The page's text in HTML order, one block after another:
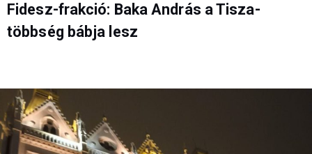
Fidesz-frakció: Baka András a Tisza-
többség bábja lesz